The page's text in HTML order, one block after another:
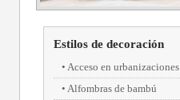
Estilos de decoración
Acceso en urbanizaciones
Alfombras de bambú